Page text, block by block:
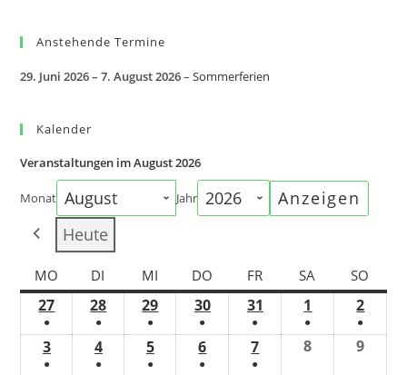
Anstehende Termine
29. Juni 2026– 7. August 2026–Sommerferien
Kalender
Veranstaltungen im August 2026
Monat Jahr
Heute
MO MONTAG
DI DIENSTAG
MI MITTWOCH
DO DONNERSTAG
FRFREITAG
SA SAMSTAG
SO
27
●
(1
Veranstaltung)
28
●
(1
Veranstaltung)
29
●
(1
Veranstaltung)
3030.
●
(1
Veranstaltung)
31
●
(1
Veranstaltung)
1
●
(1
2
●
(1
33.
●
44.
●
55.
●
6
●
7
●
8 9